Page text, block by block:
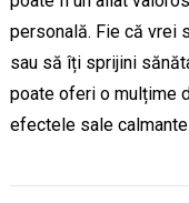
personală. Fie că vrei
sau să îți sprijini
poate oferi o mulțime
efectele sale